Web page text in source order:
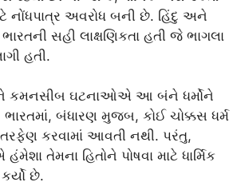
નોંધપાત્ર અવરોધ બની છે. હિંદુ અને
સહી લાક્ષણિકતા હતી જે ભાગલા
હતી.
કમનસીબ ઘટનાઓએ આ બંને ધર્મોને
બંધારણ મુજબ, કોઈ ચોક્કસ ધર્મ
તરફેણ કરવામાં આવતી નથી. પરંતુ,
તેમના હિતોને પોષવા માટે ધાર્મિક
છે.